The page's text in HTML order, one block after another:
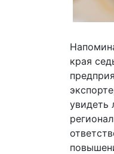
края
увидеть